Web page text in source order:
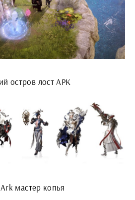
остров лост АРК
мастер копья